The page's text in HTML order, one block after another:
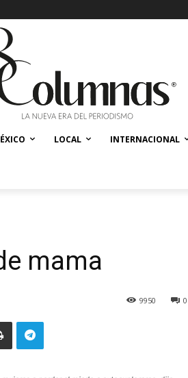
LOCAL INTERNACIONAL
mama
0
9950